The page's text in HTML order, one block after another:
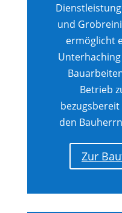
und
ermöglicht
Betrieb
den
Zur